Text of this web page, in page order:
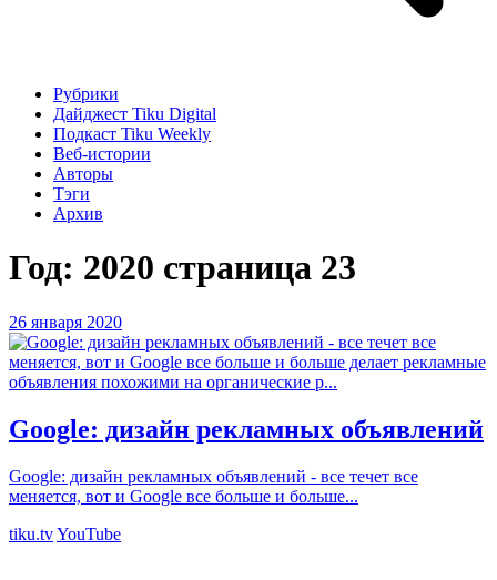
Рубрики
Дайджест Tiku Digital
Подкаст Tiku Weekly
Веб-истории
Авторы
Тэги
Архив
Год: 2020 страница 23
26 января 2020
Google: дизайн рекламных объявлений
Google: дизайн рекламных объявлений - все течет все
меняется, вот и Google все больше и больше...
tiku.tvYouTube